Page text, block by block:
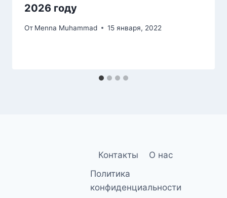
2026 году
От Menna Muhammad 15 января, 2022
Контакты
О нас
Политика
конфиденциальности